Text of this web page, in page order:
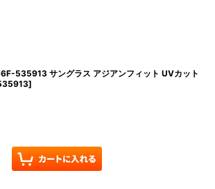
535913 サングラス アジアンフィット UVカット
]